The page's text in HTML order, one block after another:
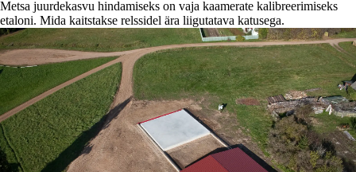
Metsa juurdekasvu hindamiseks on vaja kaamerate kalibreerimiseks
etaloni. Mida kaitstakse relssidel ära liigutatava katusega.